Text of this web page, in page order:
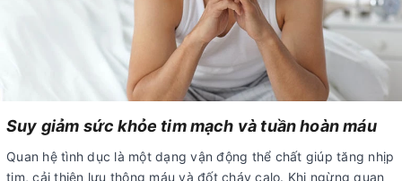
Suy giảm sức khỏe tim mạch và tuần hoàn máu
Quan hệ tình dục là một dạng vận động thể chất giúp tăng nhịp
tim, cải thiện lưu thông máu và đốt cháy calo. Khi ngừng quan